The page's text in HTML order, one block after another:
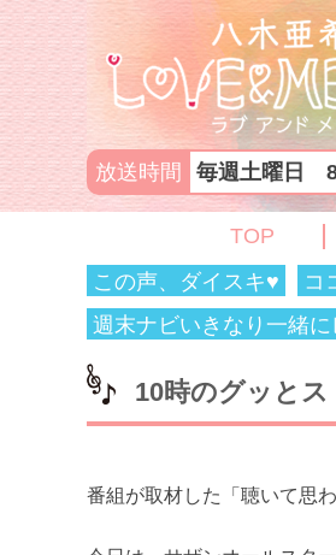
放送時間 毎週土曜日
TOP
この声、ダイスキ♥
コ
週末ナビいきなり一緒
10時のグッとス
番組が取材した「聴いて思